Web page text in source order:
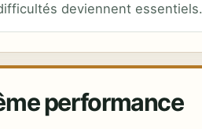
deviennent essentiels.
performance